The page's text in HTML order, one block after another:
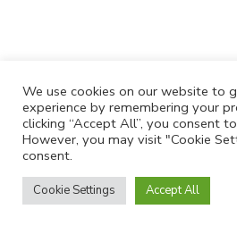
We use cookies on our website to
experience by remembering your
clicking “Accept All”, you consent
However, you may visit "Cookie
consent.
Cookie Settings Accept All